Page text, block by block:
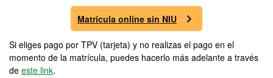
Matrícula online sin NIU
Si eliges pago por TPV (tarjeta) y no realizas el pago en el
momento de la matrícula, puedes hacerlo más adelante a través
de este link.